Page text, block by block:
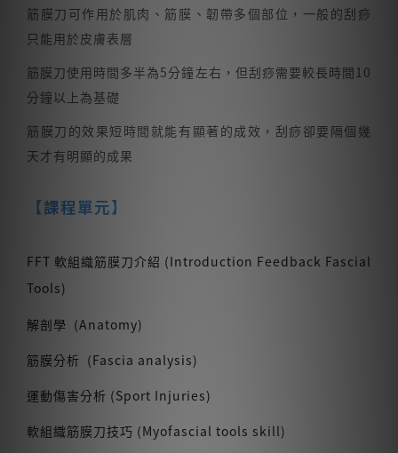
筋膜刀可作用於肌肉、筋膜、韌帶多個部位，一般的刮痧
只能用於皮膚表層
筋膜刀使用時間多半為5分鐘左右，但刮痧需要較長時間10
分鐘以上為基礎
筋膜刀的效果短時間就能有顯著的成效，刮痧卻要隔個幾
天才有明顯的成果
【課程單元】
FFT 軟組織筋膜刀介紹 (Introduction Feedback Fascial
Tools)
解剖學 (Anatomy)
筋膜分析 (Fascia analysis)
運動傷害分析 (Sport Injuries)
軟組織筋膜刀技巧 (Myofascial tools skill)